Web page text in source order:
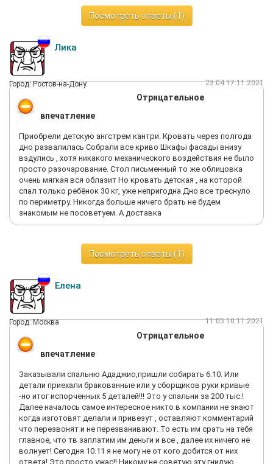
Посмотреть ответы (1)
Лика
Город: Ростов-на-Дону 23:04 17.11.2021
Отрицательное
впечатление
Приобрели детскую ангстрем кантри. Кровать через полгода
дно развалилась Собрали все криво Шкафы фасады внизу
вздулись , хотя никакого механического воздействия не было
просто разочарование. Стол письменный то же облицовка
очень мягкая вся облазит Но кровать детская , на которой
спал только ребёнок 30 кг, уже непригодна Дно все треснуло
по периметру. Никогда больше ничего брать не будем
знакомым не посоветуем. А доставка
Посмотреть ответы (1)
Елена
Город: Москва 11:05 10.11.2021
Отрицательное
впечатление
Заказывали спальню Ададжио,пришли собирать 6.10. Или
детали приехали бракованные или у сборщиков руки кривые
-но итог испорченных 5 деталей!!! Это у спальни за 200 тыс.!
Далее началось самое интересное никто в компании не знают
когда изготовят делали и привезут , оставляют комментарий
что перезвонят и не перезванивают. То есть им срать на тебя
главное, что тв заплатим им деньги и все , далее их ничего не
волнует! Сегодня 10.11 я не могу не от кого добится от них
ответа! Это просто ужас!! Никому не советую эту гнилую